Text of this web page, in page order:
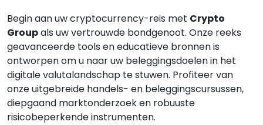
Begin aan uw cryptocurrency-reis met Crypto
Groupals uw vertrouwde bondgenoot. Onze reeks
geavanceerde tools en educatieve bronnen is
ontworpen om u naar uw beleggingsdoelen in het
digitale valutalandschap te stuwen. Profiteer van
onze uitgebreide handels- en beleggingscursussen,
diepgaand marktonderzoek en robuuste
risicobeperkende instrumenten.